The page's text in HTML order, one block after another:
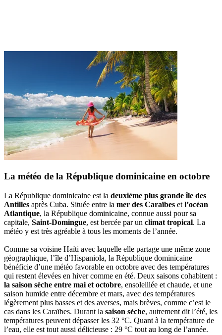
La météo de la République dominicaine en octobre
La République dominicaine est la deuxième plus grande île des
Antilles après Cuba. Située entre la mer des Caraïbes et l’océan
Atlantique, la République dominicaine, connue aussi pour sa
capitale, Saint-Domingue, est bercée par un climat tropical. La
météo y est très agréable à tous les moments de l’année.
Comme sa voisine Haïti avec laquelle elle partage une même zone
géographique, l’île d’Hispaniola, la République dominicaine
bénéficie d’une météo favorable en octobre avec des températures
qui restent élevées en hiver comme en été. Deux saisons cohabitent :
la saison sèche entre mai et octobre, ensoleillée et chaude, et une
saison humide entre décembre et mars, avec des températures
légèrement plus basses et des averses, mais brèves, comme c’est le
cas dans les Caraïbes. Durant la saison sèche, autrement dit l’été, les
températures peuvent dépasser les 32 °C. Quant à la température de
l’eau, elle est tout aussi délicieuse : 29 °C tout au long de l’année.